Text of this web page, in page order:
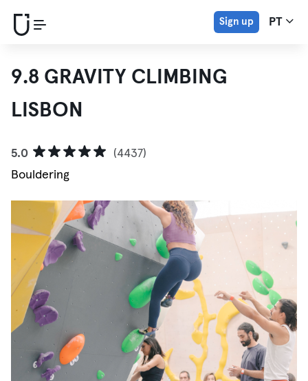
Sign up PT
9.8 GRAVITY CLIMBING
LISBON
5.0
(4437)
Bouldering